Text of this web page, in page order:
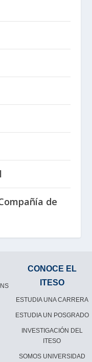
de
CONOCE EL
ITESO
ESTUDIA UNA CARRERA
ESTUDIA UN POSGRADO
INVESTIGACIÓN DEL
ITESO
SOMOS UNIVERSIDAD